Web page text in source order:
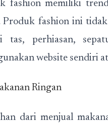
fashion memiliki
Produk fashion ini
tas, perhiasan,
website sendiri
Ringan
dari menjual